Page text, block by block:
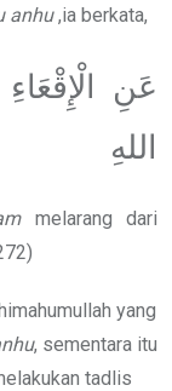
anhu,ia berkata,
اللهِ
melarang dari
yang
, sementara itu
tadlis